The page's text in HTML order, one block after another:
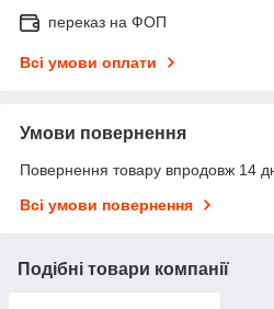
переказ на ФОП
Всі умови оплати
Умови повернення
Повернення товару впродовж 14
Всі умови повернення
Подібні товари компанії